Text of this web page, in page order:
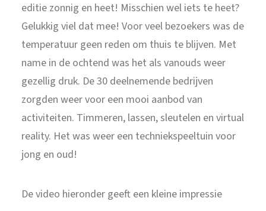
editie zonnig en heet! Misschien wel iets te heet?
Gelukkig viel dat mee! Voor veel bezoekers was de
temperatuur geen reden om thuis te blijven. Met
name in de ochtend was het als vanouds weer
gezellig druk. De 30 deelnemende bedrijven
zorgden weer voor een mooi aanbod van
activiteiten. Timmeren, lassen, sleutelen en virtual
reality. Het was weer een techniekspeeltuin voor
jong en oud!
De video hieronder geeft een kleine impressie